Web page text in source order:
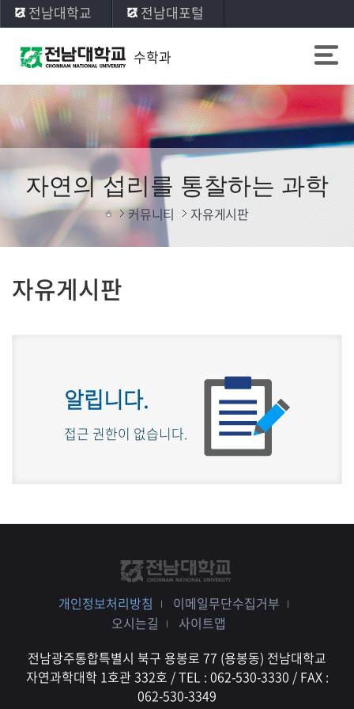
전남대학교 전남대포털
수학과
자연의 섭리를 통찰하는 과학
커뮤니티 자유게시판
자유게시판
알립니다.
접근 권한이 없습니다.
개인정보처리방침
이메일무단수집거부
오시는길
사이트맵
전남광주통합특별시 북구 용봉로 77 (용봉동) 전남대학교
자연과학대학 1호관 332호 / TEL : 062-530-3330 / FAX :
062-530-3349